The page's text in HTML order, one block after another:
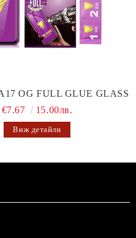
OG FULL GLUE GLASS
€7.67
15.00лв.
Виж детайли